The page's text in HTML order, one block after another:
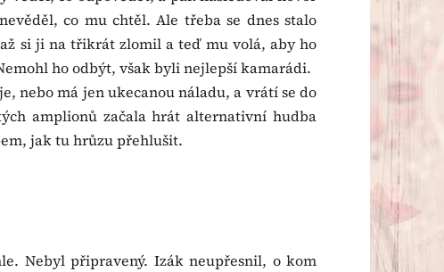
co mu chtěl. Ale třeba se dnes stalo
si ji na třikrát zlomil a teď mu volá, aby ho
ho odbýt, však byli nejlepší kamarádi.
nebo má jen ukecanou náladu, a vrátí se do
amplionů začala hrát alternativní hudba
jak tu hrůzu přehlušit.
Nebyl připravený. Izák neupřesnil, o kom